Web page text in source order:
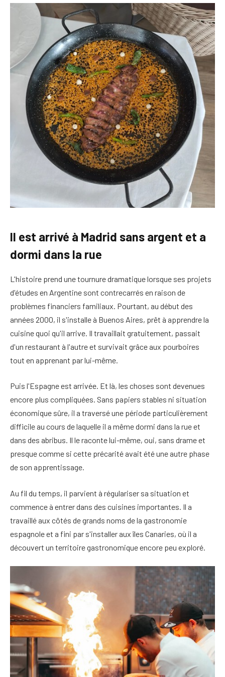
Il est arrivé à Madrid sans argent et a
dormi dans la rue
L'histoire prend une tournure dramatique lorsque ses projets
d'études en Argentine sont contrecarrés en raison de
problèmes financiers familiaux. Pourtant, au début des
années 2000, il s'installe à Buenos Aires, prêt à apprendre la
cuisine quoi qu'il arrive. Il travaillait gratuitement, passait
d'un restaurant à l'autre et survivait grâce aux pourboires
tout en apprenant par lui-même.
Puis l'Espagne est arrivée. Et là, les choses sont devenues
encore plus compliquées. Sans papiers stables ni situation
économique sûre, il a traversé une période particulièrement
difficile au cours de laquelle il a même dormi dans la rue et
dans des abribus. Il le raconte lui-même, oui, sans drame et
presque comme si cette précarité avait été une autre phase
de son apprentissage.
Au fil du temps, il parvient à régulariser sa situation et
commence à entrer dans des cuisines importantes. Il a
travaillé aux côtés de grands noms de la gastronomie
espagnole et a fini par s'installer aux îles Canaries, où il a
découvert un territoire gastronomique encore peu exploré.